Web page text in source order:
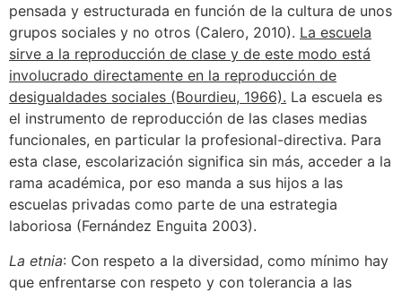
pensada y estructurada en función de la cultura de unos
grupos sociales y no otros (Calero, 2010). La escuela
sirve a la reproducción de clase y de este modo está
involucrado directamente en la reproducción de
desigualdades sociales (Bourdieu, 1966). La escuela es
el instrumento de reproducción de las clases medias
funcionales, en particular la profesional-directiva. Para
esta clase, escolarización significa sin más, acceder a la
rama académica, por eso manda a sus hijos a las
escuelas privadas como parte de una estrategia
laboriosa (Fernández Enguita 2003).
La etnia: Con respeto a la diversidad, como mínimo hay
que enfrentarse con respeto y con tolerancia a las